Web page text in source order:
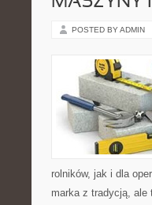
POSTED BY ADMIN
rolników, jak i dla
marka z tradycją, ale